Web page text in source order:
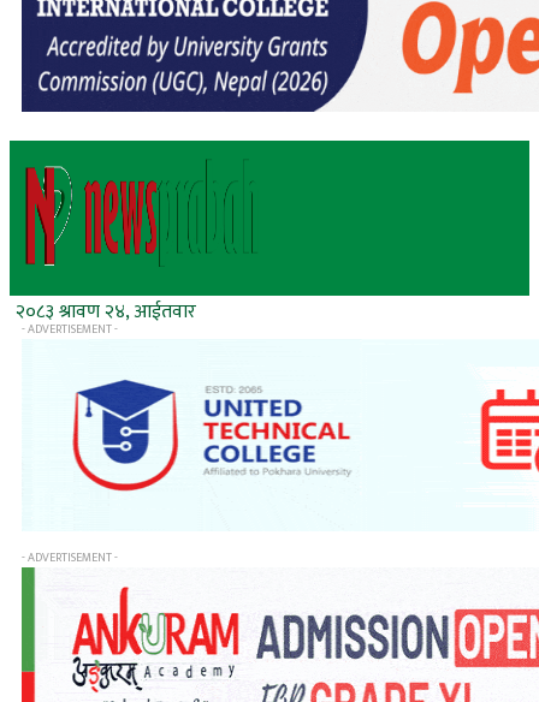
२०८३ श्रावण २४, आईतवार
- ADVERTISEMENT -
- ADVERTISEMENT -